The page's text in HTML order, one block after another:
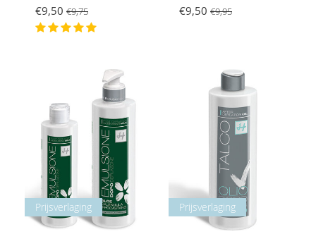
€9,50 €9,75
€9,50 €9,95
Prijsverlaging Prijsverlaging